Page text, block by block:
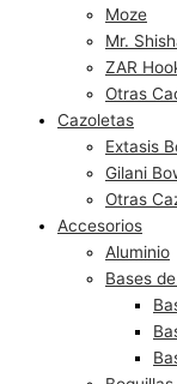
Moze
Mr.
ZAR
Otras
Cazoletas
Extasis
Gilani
Otras
Accesorios
Aluminio
Bases